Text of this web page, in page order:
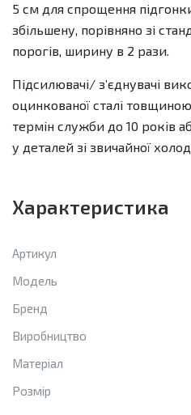
5 см для спрощення
збільшену, порівняно зі
порогів, ширину в 2 рази.
Підсилювачі/ зʼєднувачі
оцинкованої сталі
термін служби до 10 років
у деталей зі звичайної
Характеристика
Артикул
Модель
Бренд
Виробництво
Матеріал
Розмір